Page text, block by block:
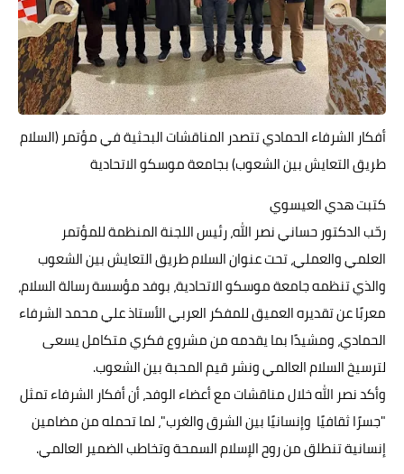
حوادث وقضايا
خدمات
الصحه والجمال
فن المطبخ
مقالات
أفكار الشرفاء الحمادي تتصدر المناقشات البحثية في مؤتمر (السلام
طريق التعايش بين الشعوب) بجامعة موسكو الاتحادية
كتبت هدي العيسوي
رحّب الدكتور حساني نصر الله، رئيس اللجنة المنظمة للمؤتمر
العلمي والعملي، تحت عنوان السلام طريق التعايش بين الشعوب
والذي تنظمه جامعة موسكو الاتحادية، بوفد مؤسسة رسالة السلام،
معربًا عن تقديره العميق للمفكر العربي الأستاذ علي محمد الشرفاء
الحمادي، ومشيدًا بما يقدمه من مشروع فكري متكامل يسعى
لترسيخ السلام العالمي ونشر قيم المحبة بين الشعوب.
وأكد نصر الله خلال مناقشات مع أعضاء الوفد، أن أفكار الشرفاء تمثل
"جسرًا ثقافيًا وإنسانيًا بين الشرق والغرب"، لما تحمله من مضامين
إنسانية تنطلق من روح الإسلام السمحة وتخاطب الضمير العالمي.